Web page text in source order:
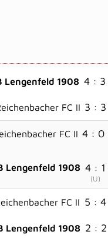
Lengenfeld 1908 4 : 3
FC II 3 : 3
FC II 4 : 0
Lengenfeld 1908 4 : 1
(U)
FC II 5 : 4
Lengenfeld 1908 2 : 2